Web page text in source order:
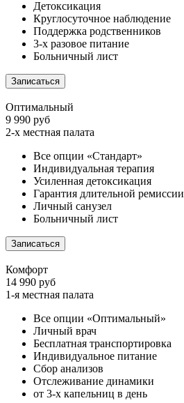
Детоксикация
Круглосуточное наблюдение
Поддержка родственников
3-х разовое питание
Больничный лист
Записаться
Оптимальный
9 990 руб
2-х местная палата
Все опции «Стандарт»
Индивидуальная терапия
Усиленная детоксикация
Гарантия длительной ремиссии
Личный санузел
Больничный лист
Записаться
Комфорт
14 990 руб
1-я местная палата
Все опции «Оптимальный»
Личный врач
Бесплатная транспортировка
Индивидуальное питание
Сбор анализов
Отслеживание динамики
от 3-х капельниц в день